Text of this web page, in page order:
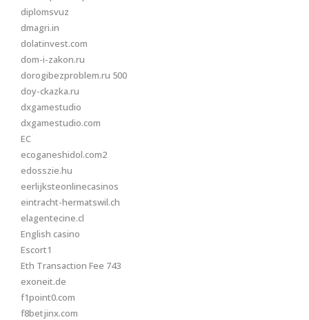
diplomsvuz
dmagri.in
dolatinvest.com
dom-i-zakon.ru
dorogibezproblem.ru 500
doy-ckazka.ru
dxgamestudio
dxgamestudio.com
EC
ecoganeshidol.com2
edosszie.hu
eerlijksteonlinecasinos
eintracht-hermatswil.ch
elagentecine.cl
English casino
Escort1
Eth Transaction Fee 743
exoneit.de
f1point0.com
f8betjinx.com